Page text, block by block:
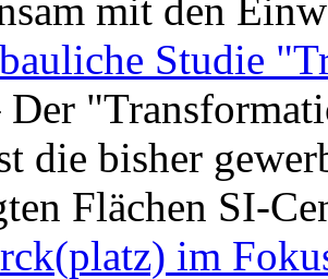
mit den
Studie
Der
die bisher
Flächen SI-
im